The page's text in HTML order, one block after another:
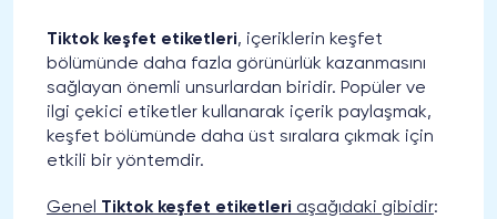
Tiktok keşfet etiketleri, içeriklerin keşfet
bölümünde daha fazla görünürlük kazanmasını
sağlayan önemli unsurlardan biridir. Popüler ve
ilgi çekici etiketler kullanarak içerik paylaşmak,
keşfet bölümünde daha üst sıralara çıkmak için
etkili bir yöntemdir.
Genel Tiktok keşfet etiketleri aşağıdaki gibidir: